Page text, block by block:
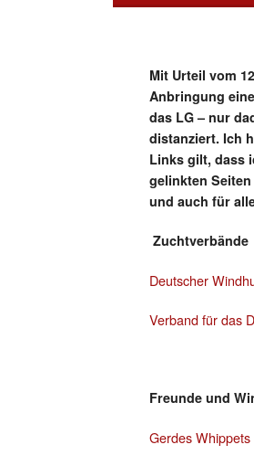
Mit Urteil vom
Anbringung
das LG – nur
distanziert. Ich
Links gilt, dass
gelinkten
und auch für
Zuchtverbände
Deutscher
Verband für das
Freunde und
Gerdes Whippets